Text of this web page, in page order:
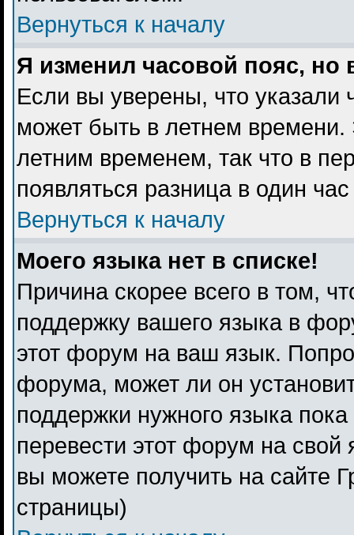
Вернуться к началу
Я изменил часовой пояс, но
Если вы уверены, что указали
может быть в летнем
летним временем, так что в
появляться разница в один
Вернуться к началу
Моего языка нет в списке!
Причина скорее всего в том,
поддержку вашего языка в
этот форум на ваш язык.
форума, может ли он
поддержки нужного языка
перевести этот форум на
вы можете получить на сайте
страницы)